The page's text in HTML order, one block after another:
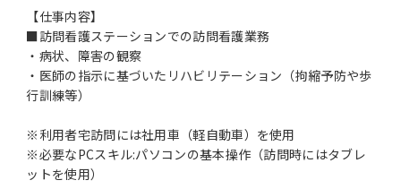
【仕事内容】
■訪問看護ステーションでの訪問看護業務
・病状、障害の観察
・医師の指示に基づいたリハビリテーション（拘縮予防や歩
行訓練等）
※利用者宅訪問には社用車（軽自動車）を使用
※必要なPCスキル:パソコンの基本操作（訪問時にはタブレ
ットを使用）